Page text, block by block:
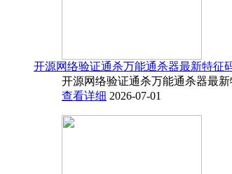
开源网络验证通杀万能通杀器最新特征
开源网络验证通杀万能通杀器最
查看详细 2026-07-01